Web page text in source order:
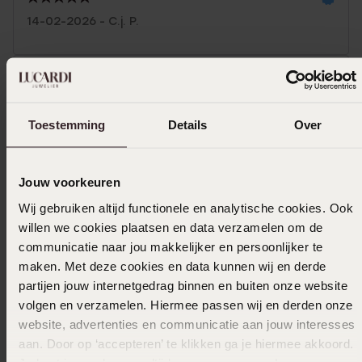
Toestemming Details Over
Jouw voorkeuren
Wij gebruiken altijd functionele en analytische cookies. Ook
willen we cookies plaatsen en data verzamelen om de
communicatie naar jou makkelijker en persoonlijker te
maken. Met deze cookies en data kunnen wij en derde
partijen jouw internetgedrag binnen en buiten onze website
volgen en verzamelen. Hiermee passen wij en derden onze
website, advertenties en communicatie aan jouw interesses
aan. Door op ‘accepteren’ te klikken ga je hiermee akkoord.
14-02-2026 - C.j. P.
Das könnte dir gefallen